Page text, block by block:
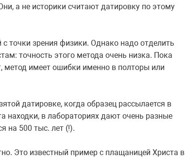
а не историки считают датировку по этому
точки зрения физики. Однако надо отделить
точность этого метода очень низка. Пока
метод имеет ошибки именно в полторы или
датировке, когда образец рассылается в
находки, в лабораториях дают очень разные
на 500 тыс. лет (!).
Это известный пример с плащаницей Христа в